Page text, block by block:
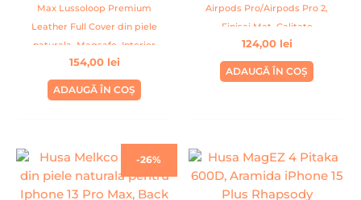
Max Lussoloop Premium
Leather Full Cover din piele
naturala, Magsafe, Interior
Din Microfibra, Handmade,
Albastru
154,00 lei
ADAUGĂ ÎN COȘ
Airpods Pro/Airpods Pro 2,
Finisaj Mat, Calitate
Premium, Handmade, Mov
124,00 lei
ADAUGĂ ÎN COȘ
-26%
Prețul
a
fost:
Prețul
este:
99,00 lei.